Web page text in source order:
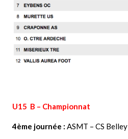
U15 B – Championnat
4ème journée : ASMT – CS Belley